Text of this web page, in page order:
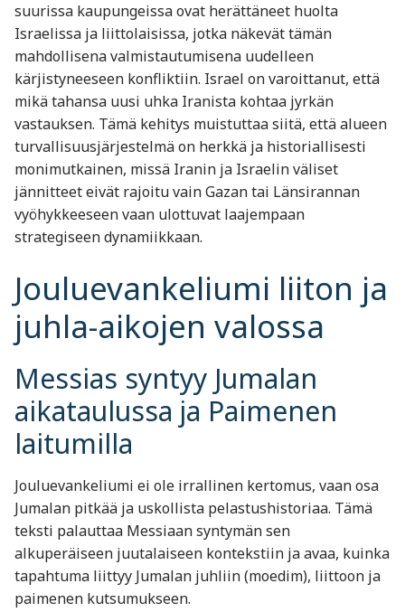
suurissa kaupungeissa ovat herättäneet huolta
Israelissa ja liittolaisissa, jotka näkevät tämän
mahdollisena valmistautumisena uudelleen
kärjistyneeseen konfliktiin. Israel on varoittanut, että
mikä tahansa uusi uhka Iranista kohtaa jyrkän
vastauksen. Tämä kehitys muistuttaa siitä, että alueen
turvallisuusjärjestelmä on herkkä ja historiallisesti
monimutkainen, missä Iranin ja Israelin väliset
jännitteet eivät rajoitu vain Gazan tai Länsirannan
vyöhykkeeseen vaan ulottuvat laajempaan
strategiseen dynamiikkaan.
Jouluevankeliumi liiton ja
juhla-aikojen valossa
Messias syntyy Jumalan
aikataulussa ja Paimenen
laitumilla
Jouluevankeliumi ei ole irrallinen kertomus, vaan osa
Jumalan pitkää ja uskollista pelastushistoriaa. Tämä
teksti palauttaa Messiaan syntymän sen
alkuperäiseen juutalaiseen kontekstiin ja avaa, kuinka
tapahtuma liittyy Jumalan juhliin (moedim), liittoon ja
paimenen kutsumukseen.